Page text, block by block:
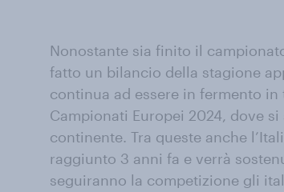
Nonostante sia finito il
fatto un bilancio della stagione
continua ad essere in fermento
Campionati Europei 2024, dove
continente. Tra queste anche
raggiunto 3 anni fa e verrà
seguiranno la competizione gli